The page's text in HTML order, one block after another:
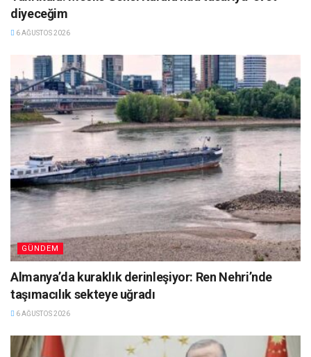
diyeceğim
6 AĞUSTOS 2026
GÜNDEM
Almanya’da kuraklık derinleşiyor: Ren Nehri’nde
taşımacılık sekteye uğradı
6 AĞUSTOS 2026